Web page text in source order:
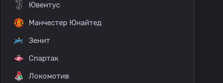
Ювентус
Манчестер Юнайтед
Зенит
Спартак
Локомотив